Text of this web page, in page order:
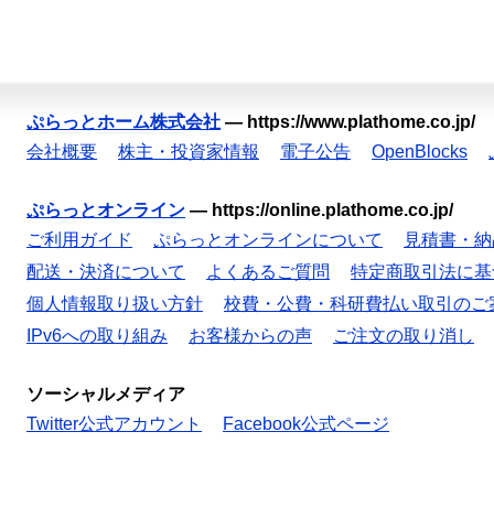
ぷらっとホーム株式会社 — https://www.plathome.co.jp/
会社概要
株主・投資家情報 電子公告 OpenBlocks
ぷらっとオンライン — https://online.plathome.co.jp/
ご利用ガイド
ぷらっとオンラインについて
見積書・
配送・決済について
よくあるご質問
特定商取引法に
個人情報取り扱い方針
校費・公費・科研費払い取引のご
IPv6への取り組み
お客様からの声 ご注文の取り消し
ソーシャルメディア
Twitter公式アカウント
Facebook公式ページ